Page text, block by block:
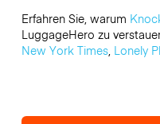
Erfahren Sie, warum
LuggageHero zu
New York Times, Lonely